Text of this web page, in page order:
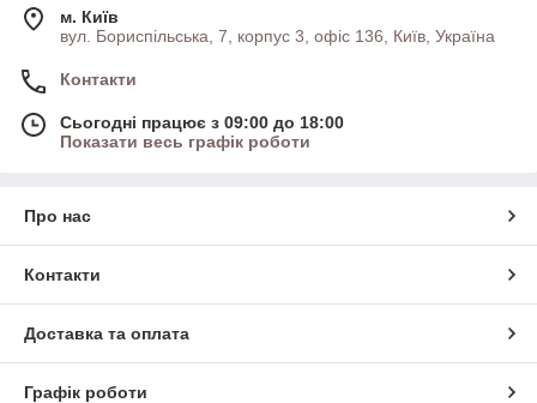
м. Київ
вул. Бориспільська, 7, корпус 3, офіс 136, Київ, Україна
Контакти
Сьогодні працює з 09:00 до 18:00
Показати весь графік роботи
Про нас
Контакти
Доставка та оплата
Графік роботи